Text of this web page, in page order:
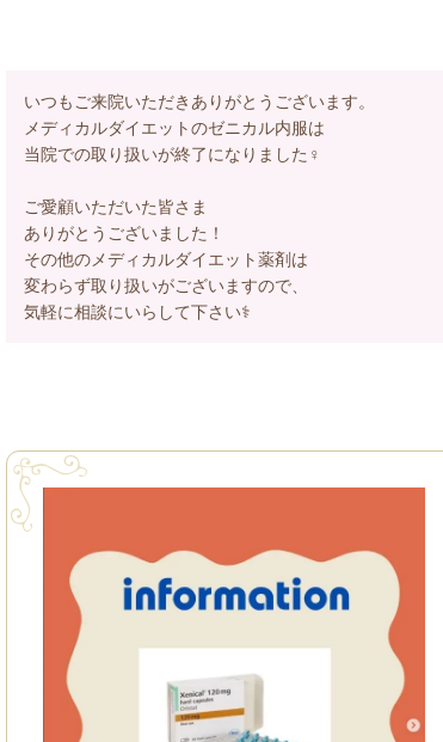
いつもご来院いただきありがとうございます。
メディカルダイエットのゼニカル内服は
当院での取り扱いが終了になりました‍♀️
ご愛顧いただいた皆さま
ありがとうございました！
その他のメディカルダイエット薬剤は
変わらず取り扱いがございますので、
気軽に相談にいらして下さい‍⚕️